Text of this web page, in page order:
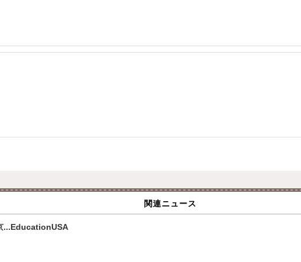
関連ニュース
...EducationUSA